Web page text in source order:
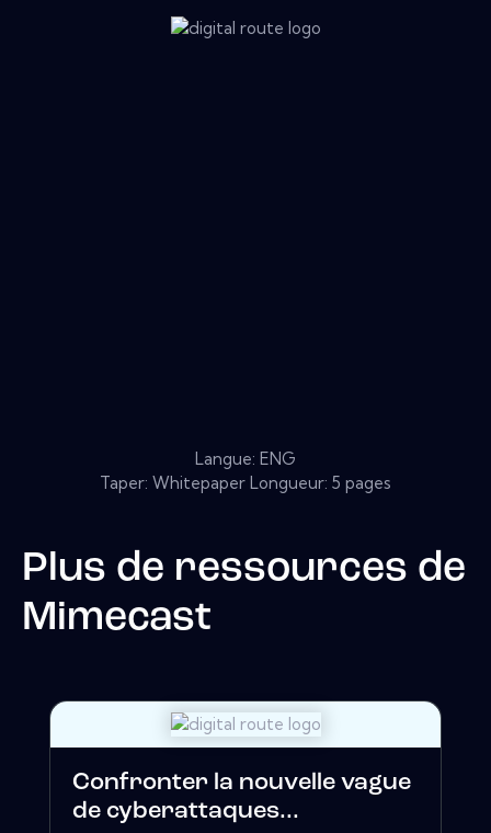
Langue: ENG
Taper: Whitepaper Longueur: 5 pages
Plus de ressources de
Mimecast
Confronter la nouvelle vague
de cyberattaques...